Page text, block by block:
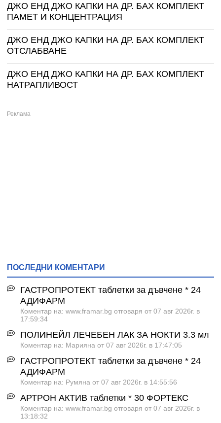
ДЖО ЕНД ДЖО КАПКИ НА ДР. БАХ КОМПЛЕКТ
ПАМЕТ И КОНЦЕНТРАЦИЯ
ДЖО ЕНД ДЖО КАПКИ НА ДР. БАХ КОМПЛЕКТ
ОТСЛАБВАНЕ
ДЖО ЕНД ДЖО КАПКИ НА ДР. БАХ КОМПЛЕКТ
НАТРАПЛИВОСТ
ПОСЛЕДНИ КОМЕНТАРИ
ГАСТРОПРОТЕКТ таблетки за дъвчене * 24
АДИФАРМ
Коментар на: www.framar.bg отговаря от 07 авг 2026г. в
17:59:34
ПОЛИНЕЙЛ ЛЕЧЕБЕН ЛАК ЗА НОКТИ 3.3 мл
Коментар на: Марияна от 07 авг 2026г. в 17:47:05
ГАСТРОПРОТЕКТ таблетки за дъвчене * 24
АДИФАРМ
Коментар на: Румяна от 07 авг 2026г. в 14:55:56
АРТРОН АКТИВ таблетки * 30 ФОРТЕКС
Коментар на: www.framar.bg отговаря от 07 авг 2026г. в
13:18:32